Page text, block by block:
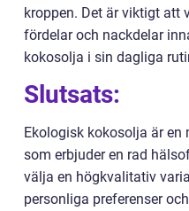
kroppen. Det är viktigt att
fördelar och nackdelar
kokosolja i sin dagliga
Slutsats:
Ekologisk kokosolja är
som erbjuder en rad
välja en högkvalitativ
personliga preferenser